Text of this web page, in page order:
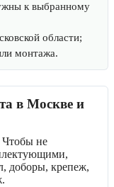
к выбранному
области;
монтажа.
в Москве и
Чтобы не
доборы, крепеж,